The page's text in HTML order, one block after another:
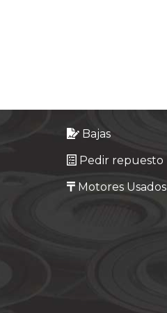
Bajas
Pedir repuesto
Motores Usados